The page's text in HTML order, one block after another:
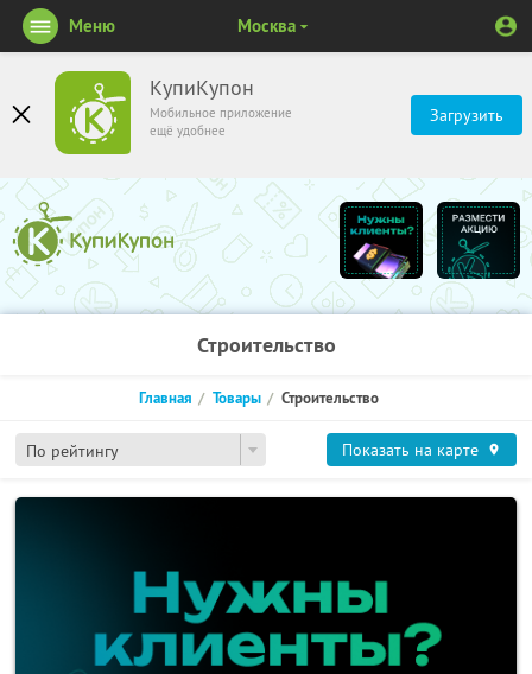
КупиКупон
Мобильное приложение
ещё удобнее
Загрузить
Меню Москва
Строительство
По рейтингу
Главная Товары Строительство
Показать на карте